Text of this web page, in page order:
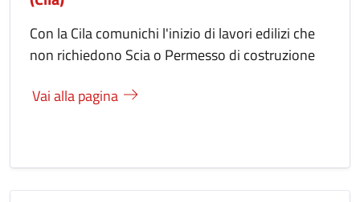
Con la Cila comunichi l'inizio di lavori edilizi che
non richiedono Scia o Permesso di costruzione
Vai alla pagina